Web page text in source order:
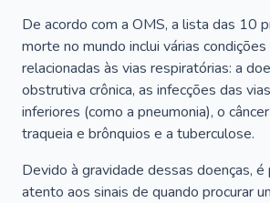
De acordo com a OMS, a lista das 10
morte no mundo inclui várias
relacionadas às vias respiratórias: a
obstrutiva crônica, as infecções das
inferiores (como a pneumonia), o
traqueia e brônquios e a tuberculose.
Devido à gravidade dessas doenças,
atento aos sinais de quando procurar